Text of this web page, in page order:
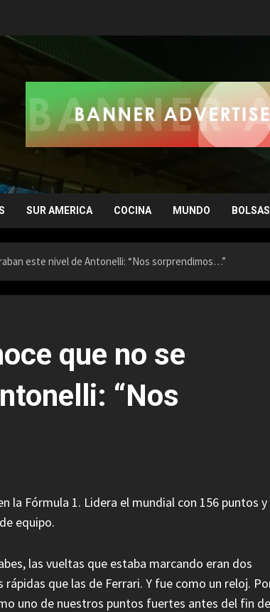
SUR AMERICA COCINA MUNDO
este nivel de Antonelli: “Nos sorprendimos…”
que no se
“Nos
la Fórmula 1. Lidera el mundial con 156 puntos y
equipo.
las vueltas que estaba marcando eran dos
que las de Ferrari. Y fue como un reloj.
uno de nuestros puntos fuertes antes del fin de